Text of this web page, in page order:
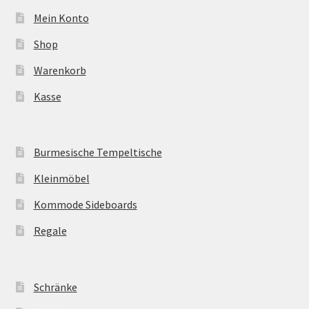
Mein Konto
Shop
Warenkorb
Kasse
Burmesische Tempeltische
Kleinmöbel
Kommode Sideboards
Regale
Schränke